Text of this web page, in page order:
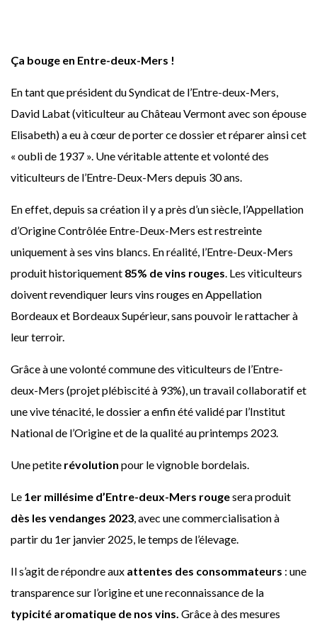
Ça bouge en Entre-deux-Mers !
En tant que président du Syndicat de l’Entre-deux-Mers,
David Labat (viticulteur au Château Vermont avec son épouse
Elisabeth) a eu à cœur de porter ce dossier et réparer ainsi cet
« oubli de 1937 ». Une véritable attente et volonté des
viticulteurs de l’Entre-Deux-Mers depuis 30 ans.
En effet, depuis sa création il y a près d’un siècle, l’Appellation
d’Origine Contrôlée Entre-Deux-Mers est restreinte
uniquement à ses vins blancs. En réalité, l’Entre-Deux-Mers
produit historiquement 85% de vins rouges. Les viticulteurs
doivent revendiquer leurs vins rouges en Appellation
Bordeaux et Bordeaux Supérieur, sans pouvoir le rattacher à
leur terroir.
Grâce à une volonté commune des viticulteurs de l’Entre-
deux-Mers (projet plébiscité à 93%), un travail collaboratif et
une vive ténacité, le dossier a enfin été validé par l’Institut
National de l’Origine et de la qualité au printemps 2023.
Une petite révolution pour le vignoble bordelais.
Le 1er millésime d’Entre-deux-Mers rougesera produit
dès les vendanges 2023, avec une commercialisation à
partir du 1er janvier 2025, le temps de l’élevage.
Il s’agit de répondre aux attentes des consommateurs : une
transparence sur l’origine et une reconnaissance de la
typicité aromatique de nos vins. Grâce à des mesures